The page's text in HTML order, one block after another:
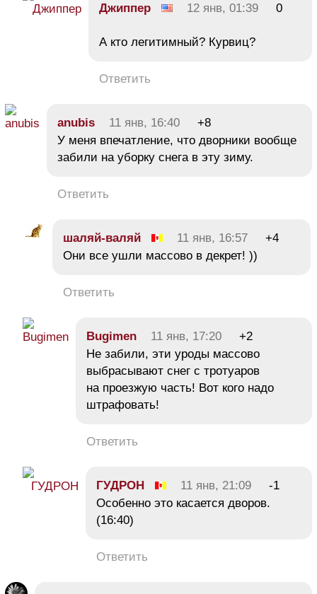
Джиппер 12 янв, 01:39 0
А кто легитимный? Курвиц?
Ответить
anubis 11 янв, 16:40
+8
У меня впечатление, что дворники вообще
забили на уборку снега в эту зиму.
Ответить
шаляй-валяй 11 янв, 16:57
+4
Они все ушли массово в декрет! ))
Ответить
Bugimen 11 янв, 17:20
+2
Не забили, эти уроды массово
выбрасывают снег с тротуаров
на проезжую часть! Вот кого надо
штрафовать!
Ответить
ГУДРОН 11 янв, 21:09
-1
Особенно это касается дворов.
(16:40)
Ответить